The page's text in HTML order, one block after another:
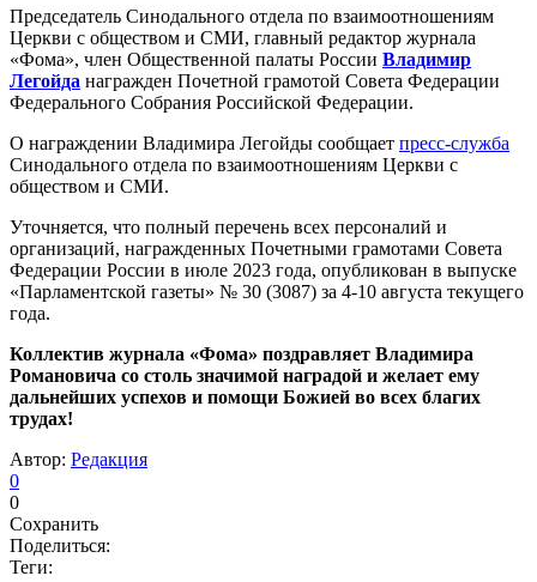
Председатель Синодального отдела по взаимоотношениям
Церкви с обществом и СМИ, главный редактор журнала
«Фома», член Общественной палаты России Владимир
Легойда награжден Почетной грамотой Совета Федерации
Федерального Собрания Российской Федерации.
О награждении Владимира Легойды сообщает пресс-служба
Синодального отдела по взаимоотношениям Церкви с
обществом и СМИ.
Уточняется, что полный перечень всех персоналий и
организаций, награжденных Почетными грамотами Совета
Федерации России в июле 2023 года, опубликован в выпуске
«Парламентской газеты» № 30 (3087) за 4-10 августа текущего
года.
Коллектив журнала «Фома» поздравляет Владимира
Романовича со столь значимой наградой и желает ему
дальнейших успехов и помощи Божией во всех благих
трудах!
Автор: Редакция
0
0
Сохранить
Поделиться:
Теги: